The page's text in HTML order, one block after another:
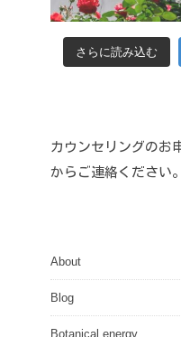
さらに読み込む
カウンセリングのお
からご連絡ください。
About
Blog
Botanical energy